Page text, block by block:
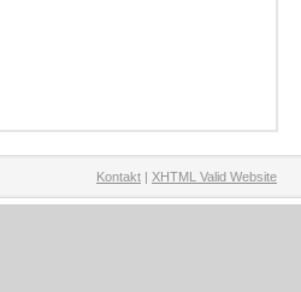
Kontakt | XHTML Valid Website